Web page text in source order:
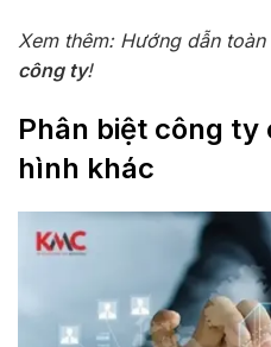
Xem thêm: Hướng dẫn
công ty!
Phân biệt công ty
hình khác